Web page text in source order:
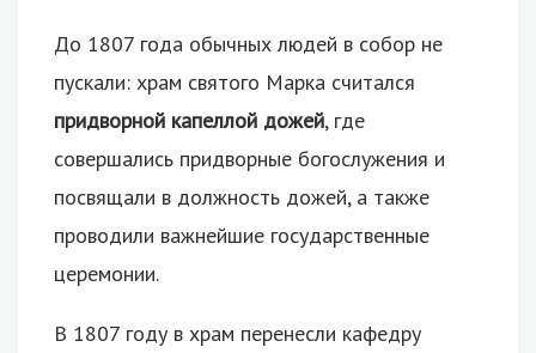
До 1807 года обычных людей в собор не
пускали: храм святого Марка считался
придворной капеллой дожей, где
совершались придворные богослужения и
посвящали в должность дожей, а также
проводили важнейшие государственные
церемонии.
В 1807 году в храм перенесли кафедру